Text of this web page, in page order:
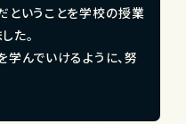
ということを学校の授業
た。
学んでいけるように、努